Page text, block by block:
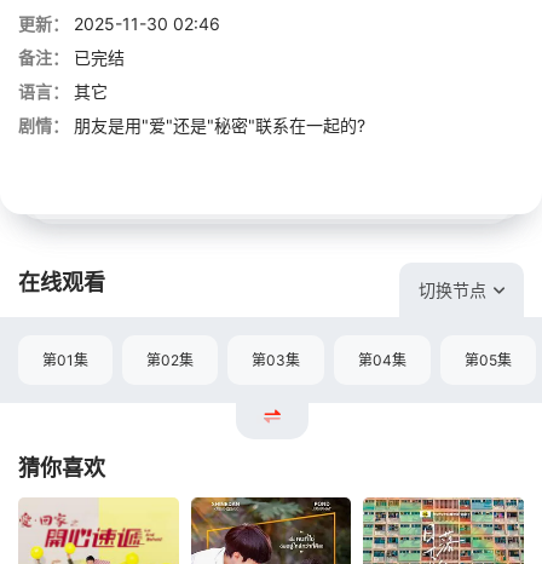
更新：
2025-11-30 02:46
备注：
已完结
语言：
其它
剧情：
朋友是用"爱"还是"秘密"联系在一起的?
在线观看 切换节点
第01集 第02集 第03集 第04集 第05集
猜你喜欢